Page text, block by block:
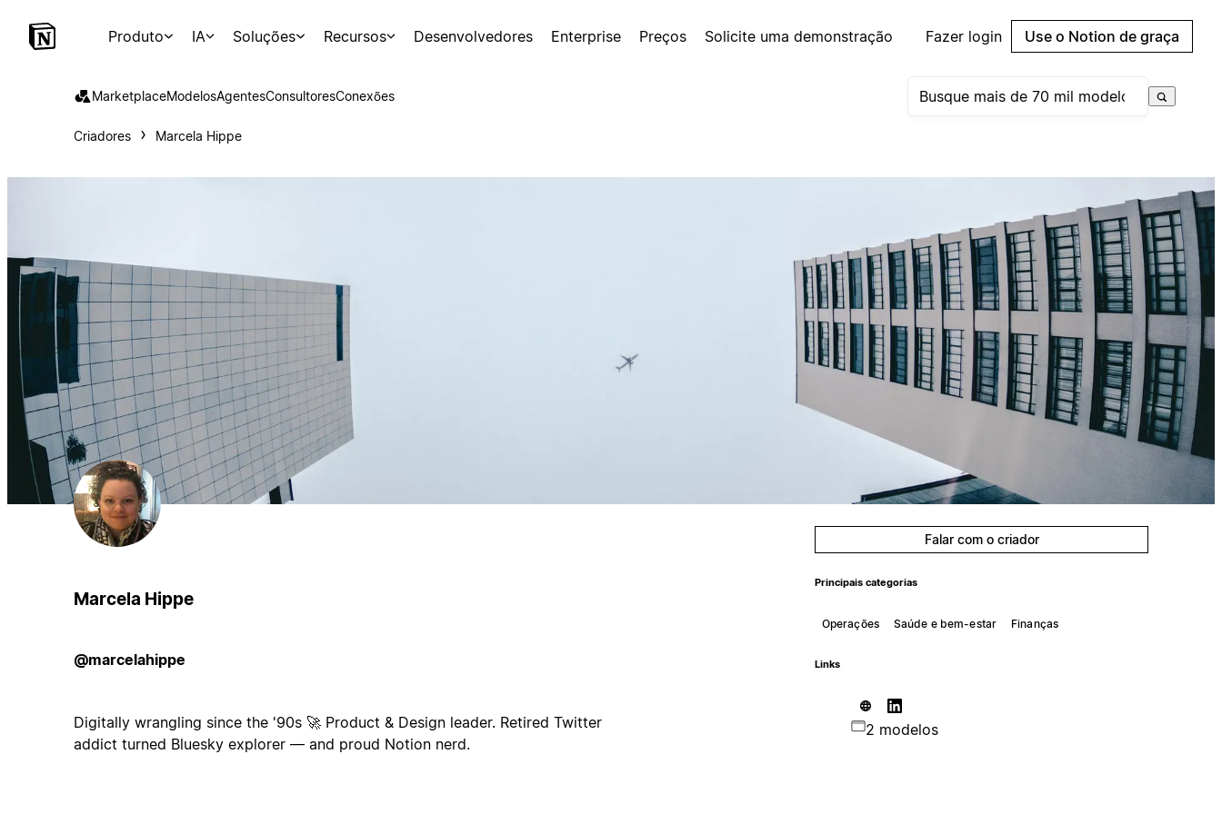
Produto IA Soluções Recursos Desenvolvedores Enterprise Preços Solicite uma demonstração Fazer login Use o Notion de graça
MarketplaceModelosAgentesConsultoresConexões
Criadores Marcela Hippe
Marcela Hippe
@marcelahippe
Digitally wrangling since the '90s 🚀 Product & Design leader. Retired Twitter
addict turned Bluesky explorer — and proud Notion nerd.
Falar com o criador
Principais categorias
Operações Saúde e bem-estar Finanças
Links
2 modelos